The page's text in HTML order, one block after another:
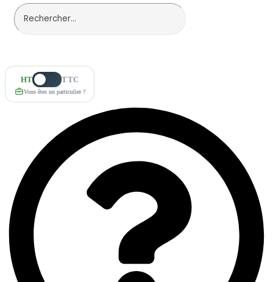
HT TTC
Vous êtes un particulier ?